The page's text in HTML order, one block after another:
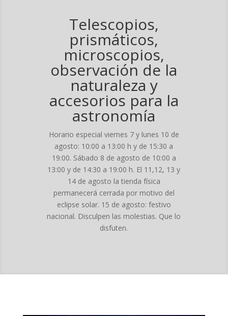
Telescopios,
prismáticos,
microscopios,
observación de la
naturaleza y
accesorios para la
astronomía
Horario especial viernes 7 y lunes 10 de
agosto: 10:00 a 13:00 h y de 15:30 a
19:00. Sábado 8 de agosto de 10:00 a
13:00 y de 14:30 a 19:00 h. El 11,12, 13 y
14 de agosto la tienda física
permanecerá cerrada por motivo del
eclipse solar. 15 de agosto: festivo
nacional. Disculpen las molestias. Que lo
disfuten.